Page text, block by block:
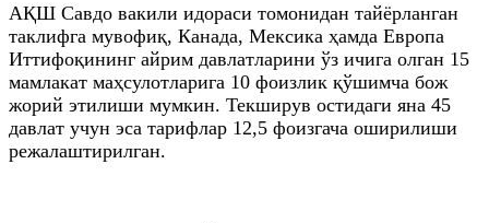
АҚШ Савдо вакили идораси томонидан тайёрланган
таклифга мувофиқ, Канада, Мексика ҳамда Европа
Иттифоқининг айрим давлатларини ўз ичига олган 15
мамлакат маҳсулотларига 10 фоизлик қўшимча бож
жорий этилиши мумкин. Текширув остидаги яна 45
давлат учун эса тарифлар 12,5 фоизгача оширилиши
режалаштирилган.